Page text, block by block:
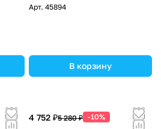
Арт. 45894
В корзину
4 752 ₽5 280 ₽ -10%